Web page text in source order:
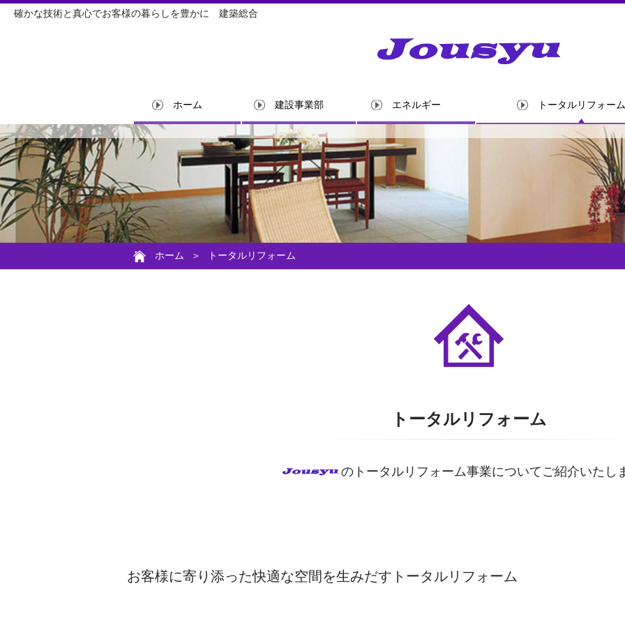
確かな技術と真心でお客様の暮らしを豊かに 建築総合
ホーム 建設事業部 エネルギー トータルリフォーム
ホーム ＞ トータルリフォーム
トータルリフォーム
のトータルリフォーム事業についてご紹介いたし
お客様に寄り添った快適な空間を生みだすトータルリフォーム